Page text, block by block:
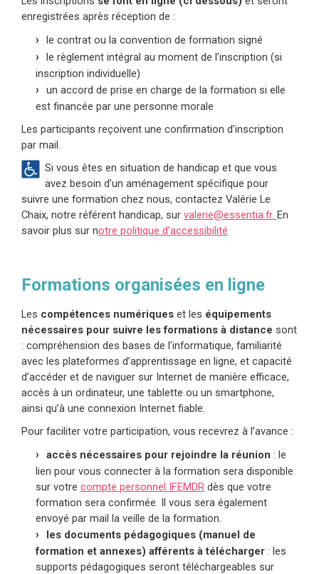
enregistrées après réception de :
le contrat ou la convention de formation signé
le règlement intégral au moment de l’inscription (si
inscription individuelle)
un accord de prise en charge de la formation si elle
est financée par une personne morale
Les participants reçoivent une confirmation d’inscription
par mail.
Si vous êtes en situation de handicap et que vous
avez besoin d’un aménagement spécifique pour
suivre une formation chez nous, contactez Valérie Le
Chaix, notre référent handicap, sur valerie@essentia.fr. En
savoir plus sur notre politique d’accessibilité
Formations organisées en ligne
Les compétences numériques et les équipements
nécessaires pour suivre les formations à distance sont
: compréhension des bases de l’informatique, familiarité
avec les plateformes d’apprentissage en ligne, et capacité
d’accéder et de naviguer sur Internet de manière efficace,
accès à un ordinateur, une tablette ou un smartphone,
ainsi qu’à une connexion Internet fiable.
Pour faciliter votre participation, vous recevrez à l’avance :
accès nécessaires pour rejoindre la réunion : le
lien pour vous connecter à la formation sera disponible
sur votre compte personnel IFEMDR dès que votre
formation sera confirmée. Il vous sera également
envoyé par mail la veille de la formation.
les documents pédagogiques (manuel de
formation et annexes) afférents à télécharger : les
supports pédagogiques seront téléchargeables sur